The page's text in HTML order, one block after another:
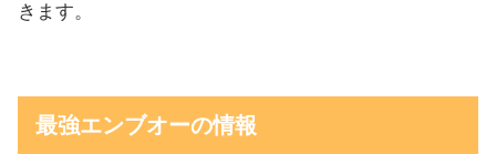
きます。
最強エンブオーの情報